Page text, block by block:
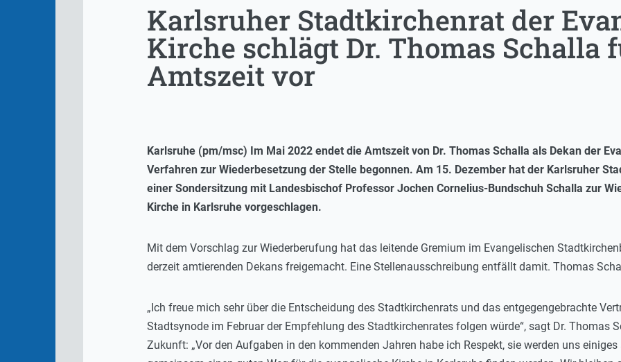
Karlsruher Stadtkirchenrat der
Kirche schlägt Dr. Thomas Schalla
Amtszeit vor
Karlsruhe (pm/msc) Im Mai 2022 endet die Amtszeit von Dr. Thomas Schalla als Dekan der
Verfahren zur Wiederbesetzung der Stelle begonnen. Am 15. Dezember hat der Karlsruher
einer Sondersitzung mit Landesbischof Professor Jochen Cornelius-Bundschuh Schalla zur
Kirche in Karlsruhe vorgeschlagen.
Mit dem Vorschlag zur Wiederberufung hat das leitende Gremium im Evangelischen
derzeit amtierenden Dekans freigemacht. Eine Stellenausschreibung entfällt damit. Thomas
„Ich freue mich sehr über die Entscheidung des Stadtkirchenrats und das entgegengebrachte
Stadtsynode im Februar der Empfehlung des Stadtkirchenrates folgen würde“, sagt Dr. Thomas
Zukunft: „Vor den Aufgaben in den kommenden Jahren habe ich Respekt, sie werden uns